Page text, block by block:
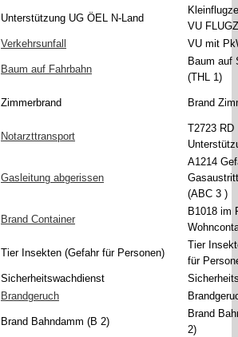
Unterstützung UG ÖEL N-Land
VU
Verkehrsunfall VU mit
Baum auf Fahrbahn
Baum auf
(THL 1)
Zimmerbrand Brand
Notarzttransport
T2723 RD
Gasleitung abgerissen
A1214
(ABC 3 )
Brand Container
B1018 im
Tier Insekten (Gefahr für Personen)
Tier
für
Sicherheitswachdienst
Brandgeruch
Brand Bahndamm (B 2)
Brand
2)